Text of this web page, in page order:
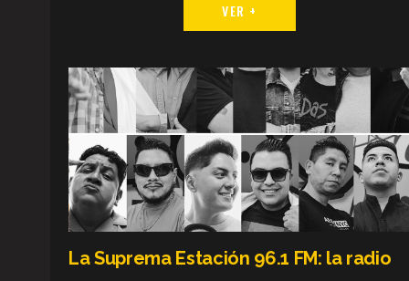
VER +
La Suprema Estación 96.1 FM: la radio